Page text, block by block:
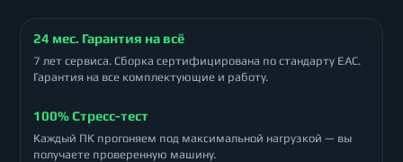
24 мес. Гарантия на всё
7 лет сервиса. Сборка сертифицирована по стандарту ЕАС.
Гарантия на все комплектующие и работу.
100% Стресс-тест
Каждый ПК прогоняем под максимальной нагрузкой — вы
получаете проверенную машину.